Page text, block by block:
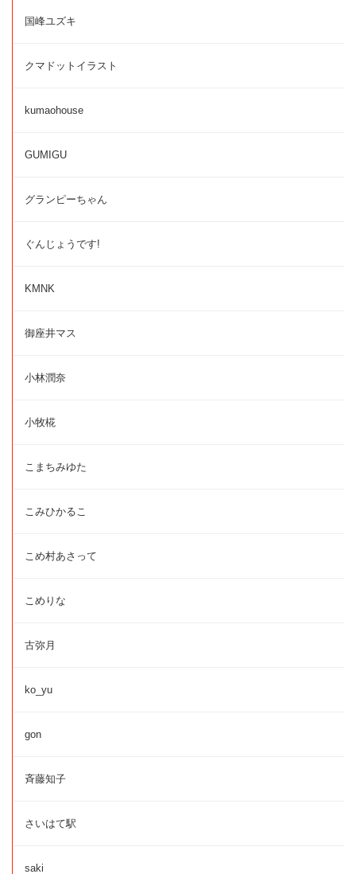
国峰ユズキ
クマドットイラスト
kumaohouse
GUMIGU
グランピーちゃん
ぐんじょうです!
KMNK
御座井マス
小林潤奈
小牧椛
こまちみゆた
こみひかるこ
こめ村あさって
こめりな
古弥月
ko_yu
gon
斉藤知子
さいはて駅
saki